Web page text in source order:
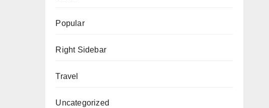
Popular
Right Sidebar
Travel
Uncategorized